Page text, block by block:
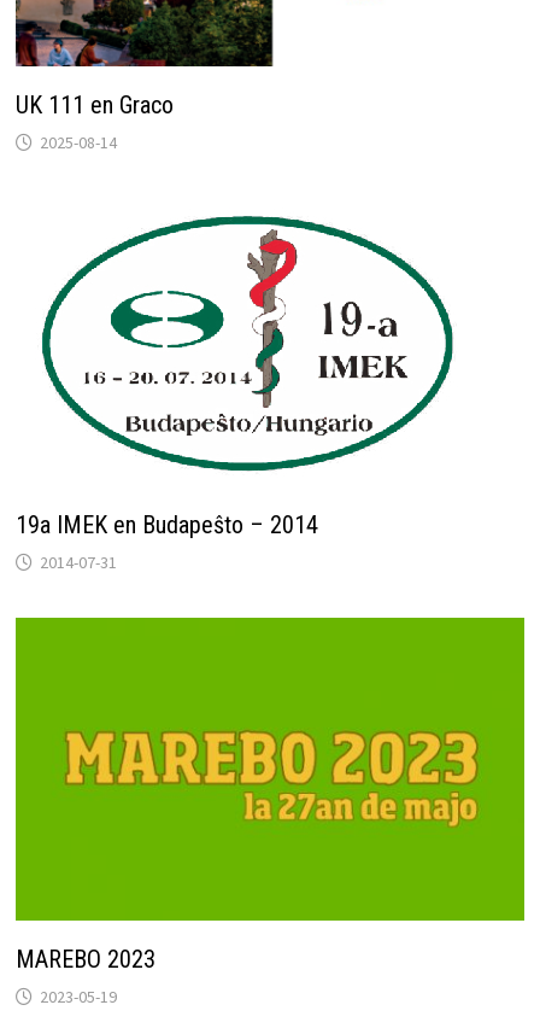
UK 111 en Graco
2025-08-14
19a IMEK en Budapeŝto – 2014
2014-07-31
MAREBO 2023
2023-05-19